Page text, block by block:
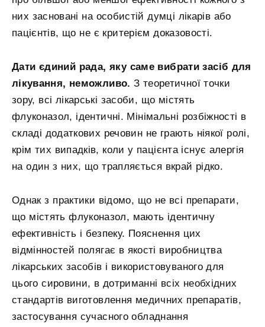
них засновані на особистій думці лікарів або
пацієнтів, що не є критерієм доказовості.
Дати єдиний рада, яку саме вибрати засіб для
лікування, неможливо.З теоретичної точки
зору, всі лікарські засоби, що містять
флуконазол, ідентичні. Мінімальні розбіжності в
складі додаткових речовин не грають ніякої ролі,
крім тих випадків, коли у пацієнта існує алергія
на один з них, що трапляється вкрай рідко.
Однак з практики відомо, що не всі препарати,
що містять флуконазол, мають ідентичну
ефективність і безпеку. Пояснення цих
відмінностей полягає в якості виробництва
лікарських засобів і використовуваного для
цього сировини, в дотриманні всіх необхідних
стандартів виготовлення медичних препаратів,
застосування сучасного обладнання